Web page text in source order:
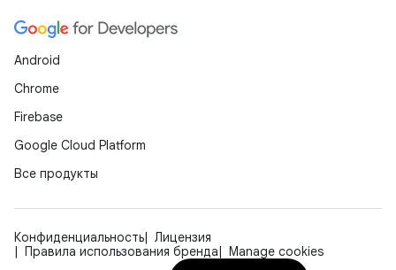
Android
Chrome
Firebase
Google Cloud Platform
Все продукты
Конфиденциальность
Лицензия
Правила использования бренда
Manage cookies